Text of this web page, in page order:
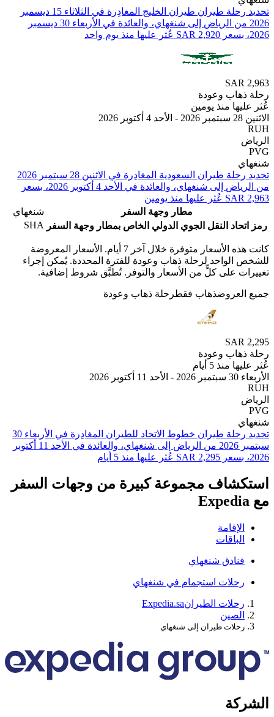
تحديد رحلة طيران ⁦طيران الخليج⁩ المغادِرة في ⁦الثلاثاء 15 ديسمبر
2026⁩ من ⁦الرياض⁩ إلى ⁦شنغهاي⁩، والعائدة في ⁦الأربعاء 30 ديسمبر
وعودة
منذ يومين
من ⁦الرياض⁩ إلى ⁦شنغهاي⁩، والعائدة في ⁦الأحد 4 أكتوبر 2026⁩، بسعر
مطار وجهة السفر
النقل الجوي الدولي الخاص بمطار وجهة السفر SHA
كانت هذه الأسعار متوفرة خلال آخر 7 أيام. الأسعار المعروضة
لرحلة ذهاب وعودة للفترة المحددة. يُمكن إجراء
على كلٍّ من الأسعار والتوفر. تُطبَّق شروط إضافية.
ذهاب فقطرحلة ذهاب وعودة
وعودة
5 أيام
تحديد رحلة طيران ⁦خطوط الاتحاد للطيران⁩ المغادِرة في ⁦الأربعاء 30
سبتمبر 2026⁩ من ⁦الرياض⁩ إلى ⁦شنغهاي⁩، والعائدة في ⁦الأحد 11 أكتوبر
مجموعة كبيرة من وجهات السفر
شنغهاي
استجمام في شنغهاي
الطيران Expedia.sa
طيران إلى شنغهاي